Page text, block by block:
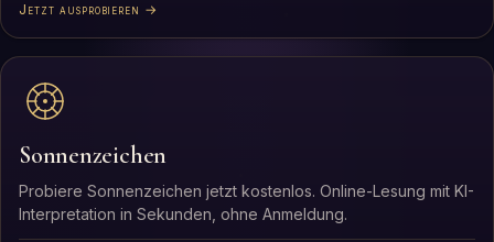
Jetzt ausprobieren →
Sonnenzeichen
Probiere Sonnenzeichen jetzt kostenlos. Online-Lesung mit KI-
Interpretation in Sekunden, ohne Anmeldung.